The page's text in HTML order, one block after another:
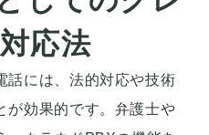
応法
話には、法的対応や技術
が効果的です。弁護士や